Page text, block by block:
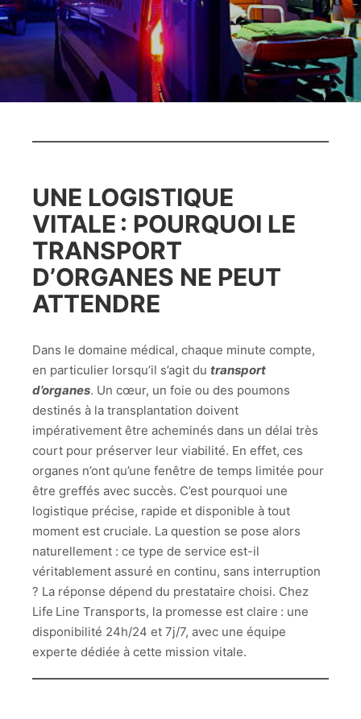
UNE LOGISTIQUE
VITALE : POURQUOI LE
TRANSPORT
D’ORGANES NE PEUT
ATTENDRE
Dans le domaine médical, chaque minute compte,
en particulier lorsqu’il s’agit du transport
d’organes. Un cœur, un foie ou des poumons
destinés à la transplantation doivent
impérativement être acheminés dans un délai très
court pour préserver leur viabilité. En effet, ces
organes n’ont qu’une fenêtre de temps limitée pour
être greffés avec succès. C’est pourquoi une
logistique précise, rapide et disponible à tout
moment est cruciale. La question se pose alors
naturellement : ce type de service est-il
véritablement assuré en continu, sans interruption
? La réponse dépend du prestataire choisi. Chez
Life Line Transports, la promesse est claire : une
disponibilité 24h/24 et 7j/7, avec une équipe
experte dédiée à cette mission vitale.